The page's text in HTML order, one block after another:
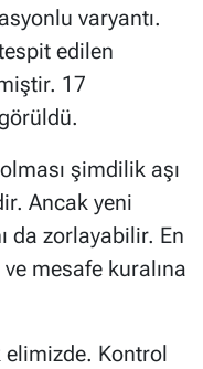
varyantı.
edilen
17
şimdilik aşı
Ancak yeni
da zorlayabilir. En
mesafe kuralına
elimizde. Kontrol